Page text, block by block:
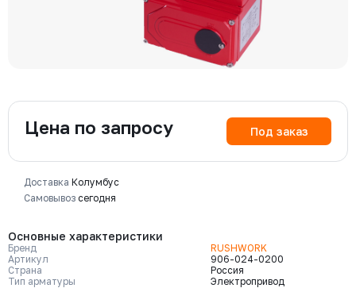
Основные характеристики
Бренд
RUSHWORK
Артикул
906-024-0200
Страна
Россия
Тип арматуры
Электропривод
Цена по запросу Под заказ
Доставка Колумбус
Самовывоз сегодня